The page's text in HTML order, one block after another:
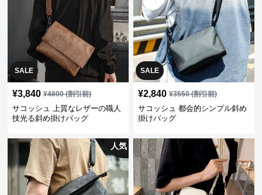
SALE
¥3,840 ¥4800(割引前)
サコッシュ 上質なレザーの職人
技光る斜め掛けバッグ
SALE
¥2,840 ¥3550(割引前)
サコッシュ 都会的シンプル斜め
掛けバッグ
人気